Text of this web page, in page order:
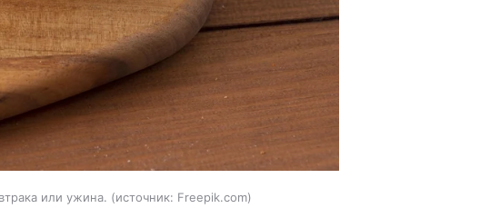
или ужина. источник: Freepik.com